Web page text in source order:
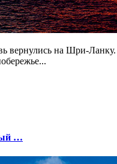
вернулись на Шри-
…